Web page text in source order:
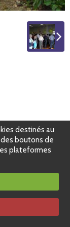
destinés au
boutons de
plateformes